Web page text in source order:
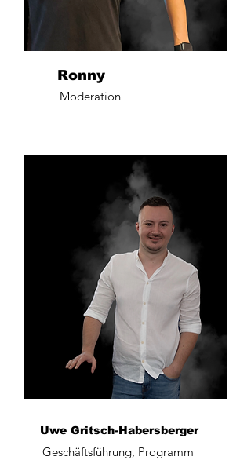
Ronny
Moderation
Uwe Gritsch-Habersberger
Geschäftsführung, Programm